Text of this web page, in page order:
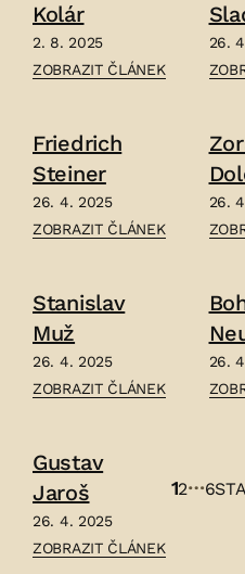
Kolár
2. 8. 2025
ČLÁNEK:
KOLÁR
–
ZOBRAZIT ČLÁNEK
26.
–
Friedrich
Steiner
26. 4. 2025
ČLÁNEK:
–
ZOBRAZIT ČLÁNEK
26.
–
Stanislav
Muž
26. 4. 2025
ČLÁNEK:
–
ZOBRAZIT ČLÁNEK
26.
Gustav
Jaroš
26. 4. 2025
ČLÁNEK:
ZOBRAZIT ČLÁNEK
12…6